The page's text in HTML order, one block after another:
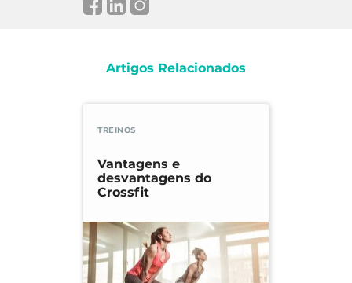
Artigos Relacionados
TREINOS
Vantagens e
desvantagens do
Crossfit